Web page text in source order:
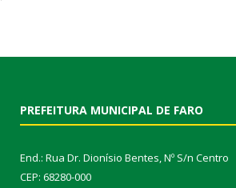
PREFEITURA MUNICIPAL DE FARO
End.: Rua Dr. Dionísio Bentes, Nº S/n Centro
CEP: 68280-000